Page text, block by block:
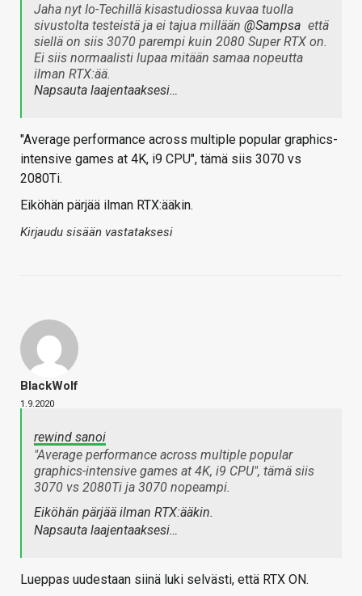
Jaha nyt Io-Techillä kisastudiossa kuvaa tuolla
sivustolta testeistä ja ei tajua millään @Sampsa että
siellä on siis 3070 parempi kuin 2080 Super RTX on.
Ei siis normaalisti lupaa mitään samaa nopeutta
ilman RTX:ää.
Napsauta laajentaaksesi…
"Average performance across multiple popular graphics-
intensive games at 4K, i9 CPU", tämä siis 3070 vs
2080Ti.
Eiköhän pärjää ilman RTX:ääkin.
Kirjaudu sisään vastataksesi
BlackWolf
1.9.2020
rewind sanoi
"Average performance across multiple popular
graphics-intensive games at 4K, i9 CPU", tämä siis
3070 vs 2080Ti ja 3070 nopeampi.
Eiköhän pärjää ilman RTX:ääkin.
Napsauta laajentaaksesi…
Lueppas uudestaan siinä luki selvästi, että RTX ON.